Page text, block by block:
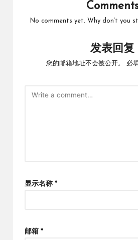
No comments yet. Why don’t you
发表回复
您的邮箱地址不会被公开。 必
显示名称 *
邮箱 *